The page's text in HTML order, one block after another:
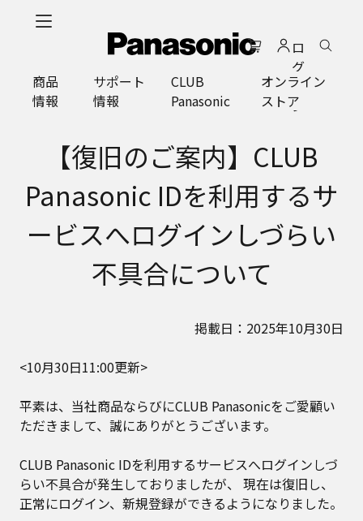
ロ
グ
イ
ン
商品
情報
サポート
情報
CLUB
Panasonic
オンライン
ストア
【復旧のご案内】CLUB
Panasonic IDを利用するサ
ービスへログインしづらい
不具合について
掲載日：2025年10月30日
<10月30日11:00更新>
平素は、当社商品ならびにCLUB Panasonicをご愛顧い
ただきまして、誠にありがとうございます。
CLUB Panasonic IDを利用するサービスへログインしづ
らい不具合が発生しておりましたが、 現在は復旧し、
正常にログイン、新規登録ができるようになりました。